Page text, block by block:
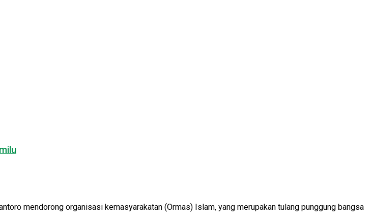
mendorong organisasi kemasyarakatan (Ormas) Islam, yang merupakan tulang punggung bangsa